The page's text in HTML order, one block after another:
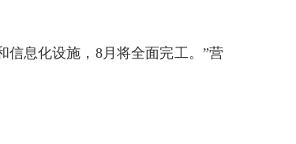
信息化设施，8月将全面完工。”营